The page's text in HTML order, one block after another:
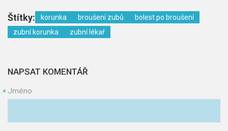
Štítky: korunka broušení zubů
bolest po broušení
zubní korunka
zubní lékař
NAPSAT KOMENTÁŘ
Jméno
*